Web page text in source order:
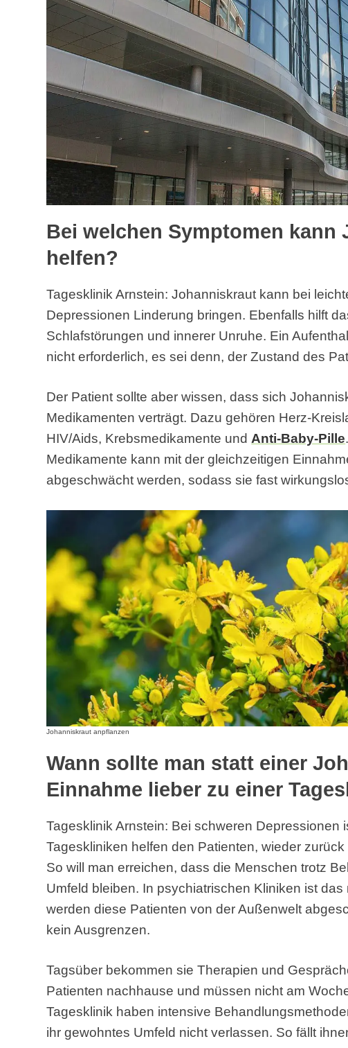
Bei welchen Symptomen kann
helfen?
Tagesklinik Arnstein: Johanniskraut kann bei
Depressionen Linderung bringen. Ebenfalls hilft
Schlafstörungen und innerer Unruhe. Ein
nicht erforderlich, es sei denn, der Zustand des
Der Patient sollte aber wissen, dass sich
Medikamenten verträgt. Dazu gehören Herz-
HIV/Aids, Krebsmedikamente und Anti-Baby-Pille
Medikamente kann mit der gleichzeitigen
abgeschwächt werden, sodass sie fast
Johanniskraut anpflanzen
Wann sollte man statt einer
Einnahme lieber zu einer
Tagesklinik Arnstein: Bei schweren Depressionen
Tageskliniken helfen den Patienten, wieder
So will man erreichen, dass die Menschen trotz
Umfeld bleiben. In psychiatrischen Kliniken ist
werden diese Patienten von der Außenwelt
kein Ausgrenzen.
Tagsüber bekommen sie Therapien und
Patienten nachhause und müssen nicht am
Tagesklinik haben intensive
ihr gewohntes Umfeld nicht verlassen. So fällt